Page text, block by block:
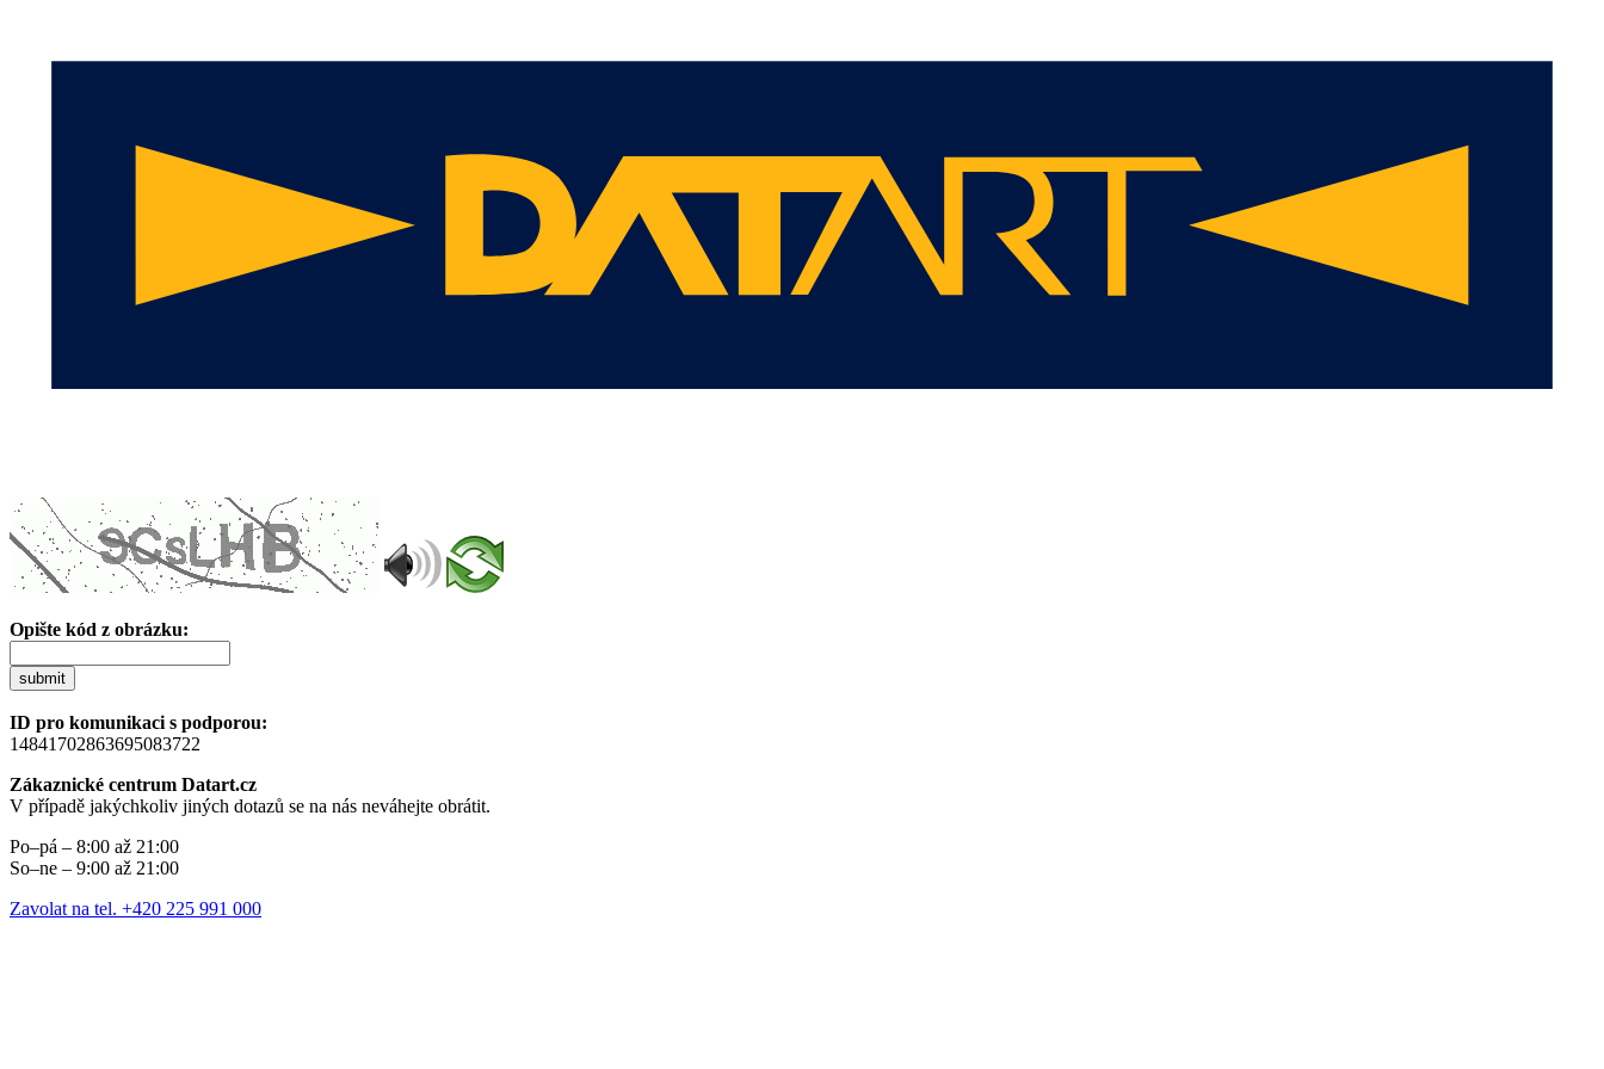
Opište kód z obrázku:
submit
ID pro komunikaci s podporou:
14841702863695083722
Zákaznické centrum Datart.cz
V případě jakýchkoliv jiných dotazů se na nás neváhejte obrátit.
Po–pá – 8:00 až 21:00
So–ne – 9:00 až 21:00
Zavolat na tel. +420 225 991 000